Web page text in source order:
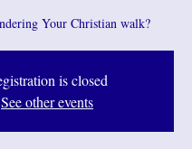
Your Christian walk?
is closed
See other events